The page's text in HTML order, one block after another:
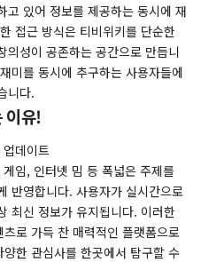
고 있어 정보를 제공하는 동시에 재
접근 방식은 티비위키를 단순한
의성이 공존하는 공간으로 만듭니
미를 동시에 추구하는 사용자들에
니다.
이유!
데이트
임, 인터넷 밈 등 폭넓은 주제를
반영합니다. 사용자가 실시간으로
최신 정보가 유지됩니다. 이러한
로 가득 찬 매력적인 플랫폼으로
한 관심사를 한곳에서 탐구할 수